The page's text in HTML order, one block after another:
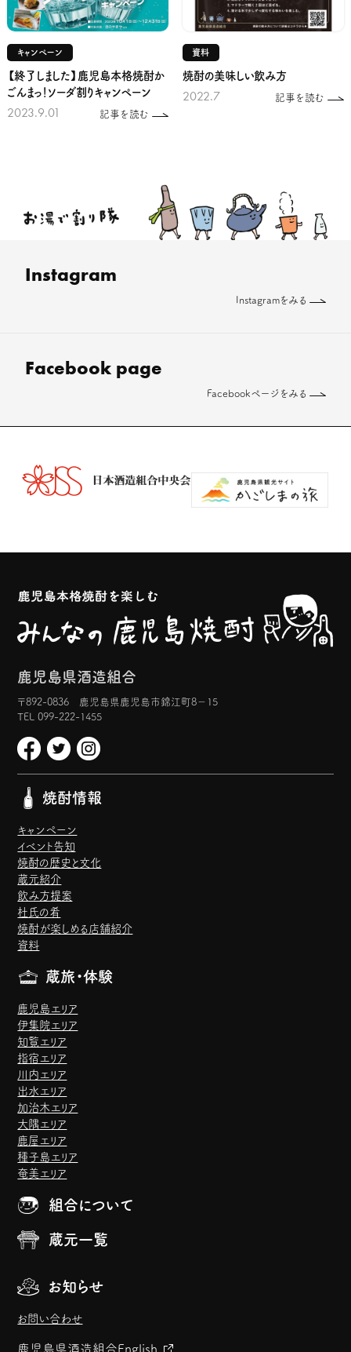
キャンペーン
【終了しました】鹿児島本格焼酎か
ごんまっ！ソーダ割りキャンペーン
2023.9.01 記事を読む
資料
焼酎の美味しい飲み方
2022.7 記事を読む
Instagram
Instagramをみる
Facebook page
Facebookページをみる
鹿児島県酒造組合
〒892-0836 鹿児島県鹿児島市錦江町8−15
TEL 099-222-1455
焼酎情報
キャンペーン
イベント告知
焼酎の歴史と文化
蔵元紹介
飲み方提案
杜氏の肴
焼酎が楽しめる店舗紹介
資料
蔵旅・体験
鹿児島エリア
伊集院エリア
知覧エリア
指宿エリア
川内エリア
出水エリア
加治木エリア
大隅エリア
鹿屋エリア
種子島エリア
奄美エリア
組合について
蔵元一覧
お知らせ
お問い合わせ
鹿児島県酒造組合English